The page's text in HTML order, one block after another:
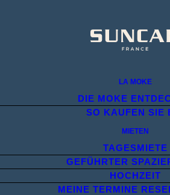
LA MOKE
DIE MOKE
SO KAUFEN SIE
MIETEN
TAGESMIETE
GEFÜHRTER
HOCHZEIT
MEINE TERMINE